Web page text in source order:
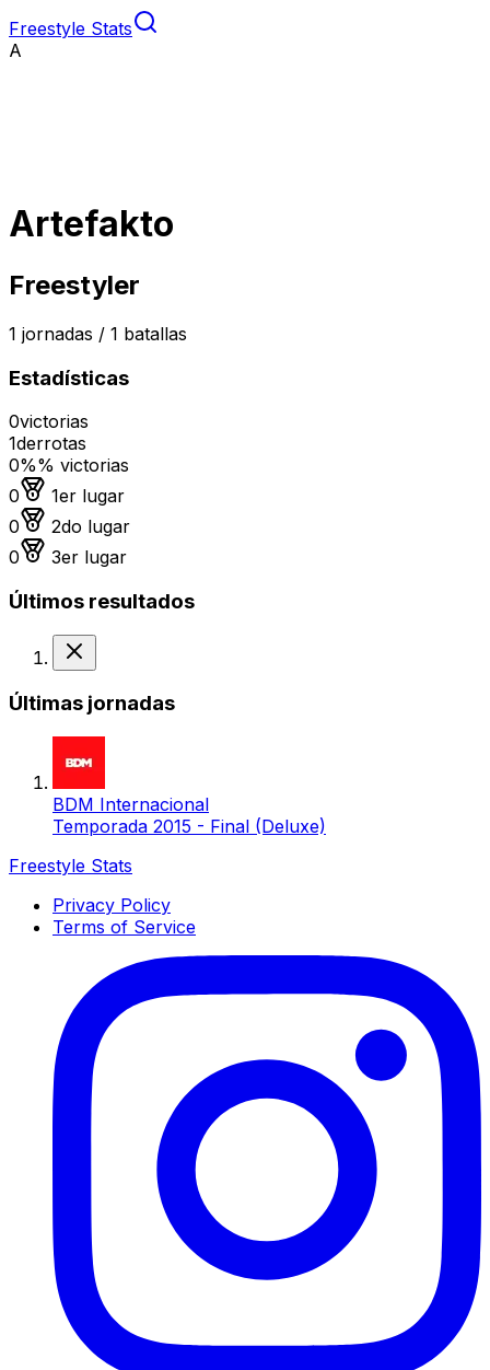
Freestyle Stats
A
Artefakto
Freestyler
1 jornadas / 1 batallas
Estadísticas
0victorias
1derrotas
0%% victorias
0
Medalla de oro
1er lugar
0
Medalla de plata
2do lugar
0
Medalla de bronce
3er lugar
Últimos resultados
Últimas jornadas
BDM Internacional
Temporada 2015 - Final (Deluxe)
Freestyle Stats
Privacy Policy
Terms of Service